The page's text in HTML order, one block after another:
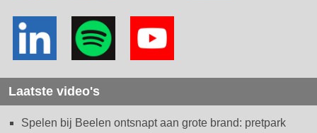
Laatste video's
Spelen bij Beelen ontsnapt aan grote brand: pretpark